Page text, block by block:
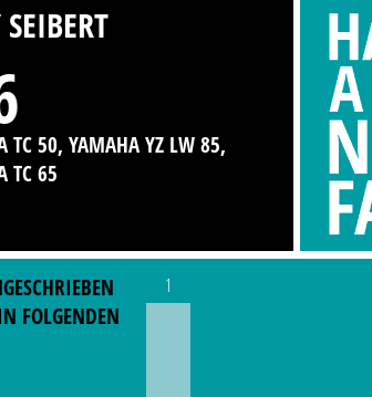
TC 50, YAMAHA YZ LW 85,
TC 65
FOLGENDEN
1